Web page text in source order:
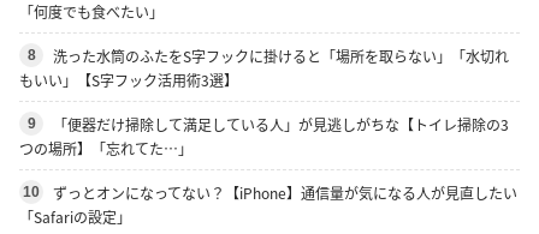
「何度でも食べたい」
8
洗った水筒のふたをS字フックに掛けると「場所を取らない」「水切れ
もいい」【S字フック活用術3選】
9
「便器だけ掃除して満足している人」が見逃しがちな【トイレ掃除の3
つの場所】「忘れてた…」
10
ずっとオンになってない？【iPhone】通信量が気になる人が見直したい
「Safariの設定」